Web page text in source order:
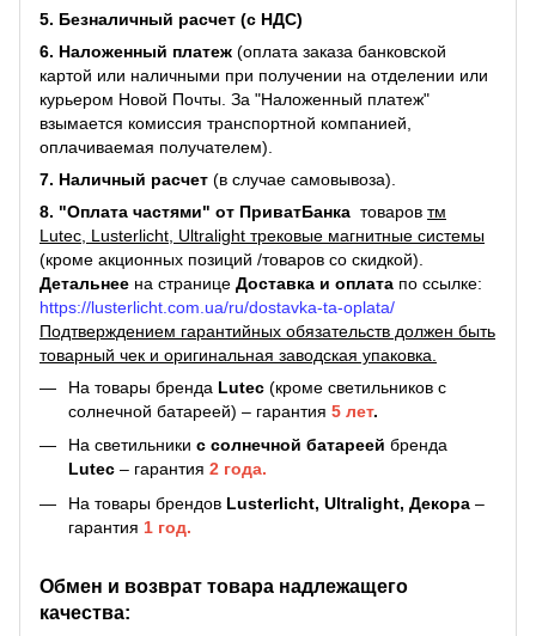
5. Безналичный расчет (с НДС)
6. Наложенный платеж (оплата заказа банковской
картой или наличными при получении на отделении или
курьером Новой Почты. За "Наложенный платеж"
взымается комиссия транспортной компанией,
оплачиваемая получателем).
7. Наличный расчет (в случае самовывоза).
8. "Оплата частями" от ПриватБанка товаров тм
Lutec, Lusterlicht, Ultralight трековые магнитные системы
(кроме акционных позиций /товаров со скидкой).
Детальнее на странице Доставка и оплата по ссылке:
https://lusterlicht.com.ua/ru/dostavka-ta-oplata/
Подтверждением гарантийных обязательств должен быть
товарный чек и оригинальная заводская упаковка.
На товары бренда Lutec (кроме светильников с
солнечной батареей) – гарантия 5 лет.
На светильники с солнечной батареей бренда
Lutec – гарантия 2 года.
На товары брендов Lusterlicht, Ultralight, Декора –
гарантия 1 год.
Обмен и возврат товара надлежащего
качества: